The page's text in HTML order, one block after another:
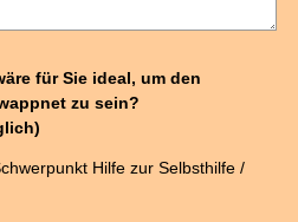
für Sie ideal, um den
zu sein?
Hilfe zur Selbsthilfe /